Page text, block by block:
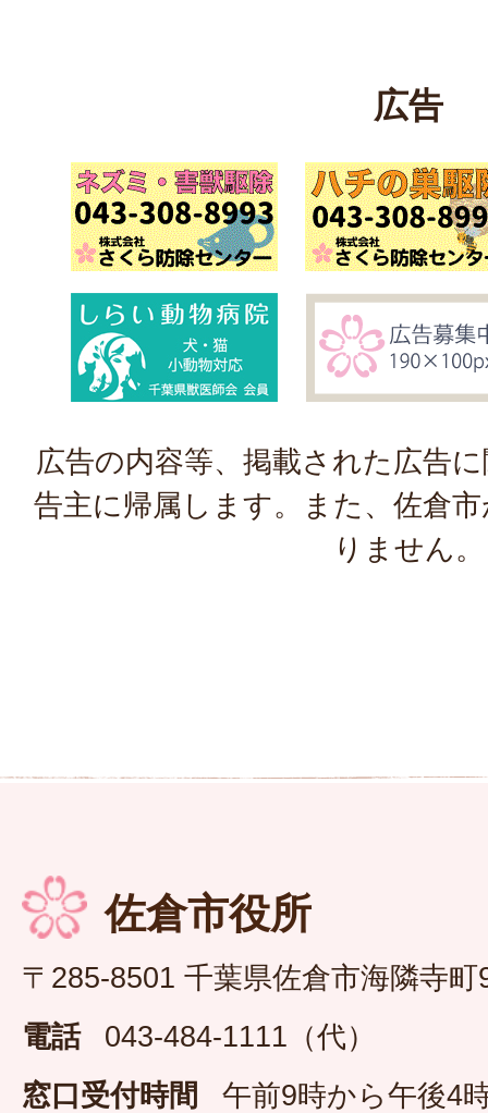
広告
広告の内容等、掲載された広告
告主に帰属します。また、佐倉
りません。
佐倉市役所
〒285-8501 千葉県佐倉市海隣寺町
電話
043-484-1111（代）
窓口受付時間
午前9時から午後4